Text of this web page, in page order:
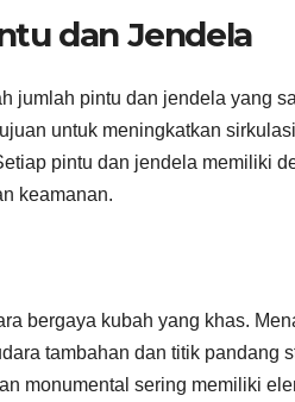
dan Jendela
jumlah pintu dan jendela yang
untuk meningkatkan
pintu dan jendela memiliki
keamanan.
bergaya kubah yang khas.
tambahan dan titik pandang
monumental sering memiliki